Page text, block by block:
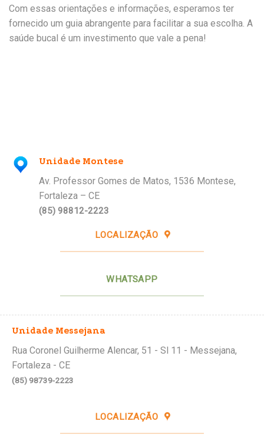
Com essas orientações e informações, esperamos ter
fornecido um guia abrangente para facilitar a sua escolha. A
saúde bucal é um investimento que vale a pena!
Unidade Montese
Av. Professor Gomes de Matos, 1536 Montese,
Fortaleza – CE
(85) 98812-2223
LOCALIZAÇÃO
WHATSAPP
Unidade Messejana
Rua Coronel Guilherme Alencar, 51 - Sl 11 - Messejana,
Fortaleza - CE
(85) 98739-2223
LOCALIZAÇÃO